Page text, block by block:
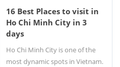
16 Best Places to visit in
Ho Chi Minh City in 3
days
Ho Chi Minh City is one of the
most dynamic spots in Vietnam.